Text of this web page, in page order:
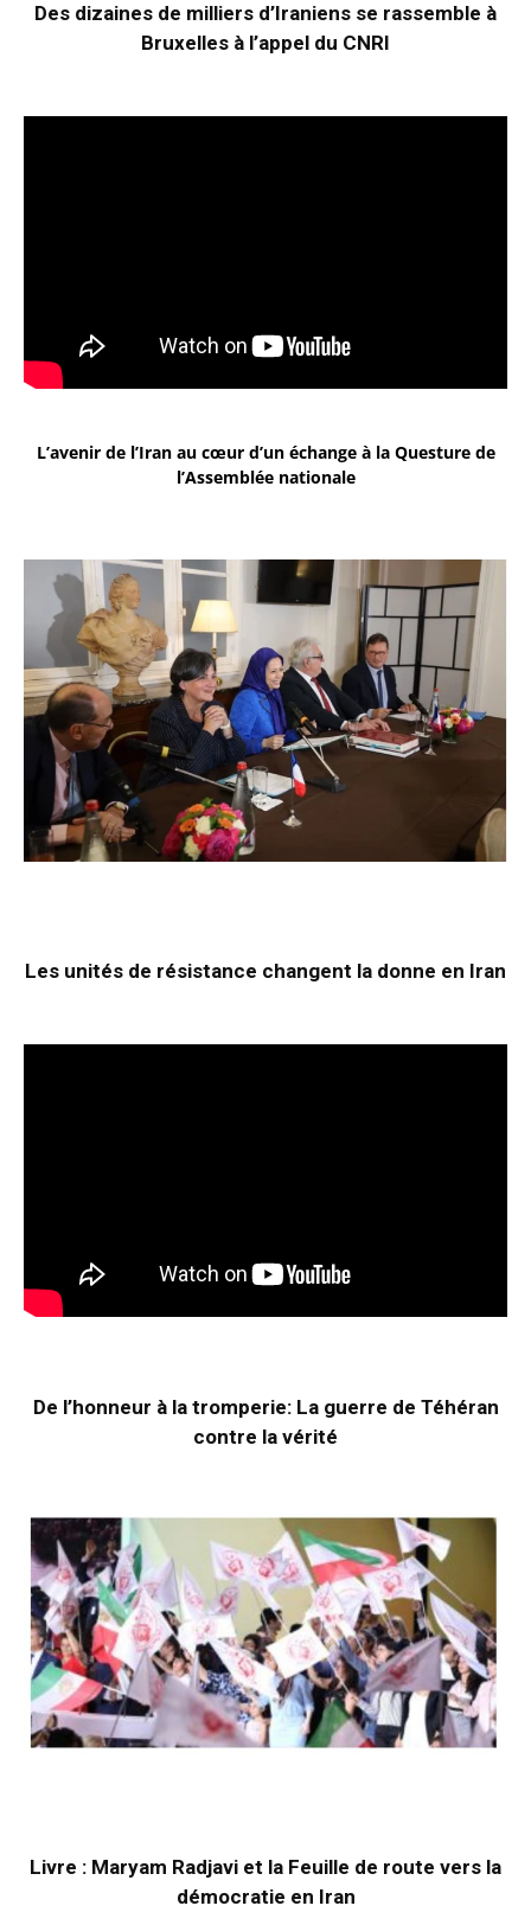
Des dizaines de milliers d’Iraniens se rassemble à
Bruxelles à l’appel du CNRI
L’avenir de l’Iran au cœur d’un échange à la Questure de
l’Assemblée nationale
Les unités de résistance changent la donne en Iran
De l’honneur à la tromperie: La guerre de Téhéran
contre la vérité
Livre : Maryam Radjavi et la Feuille de route vers la
démocratie en Iran